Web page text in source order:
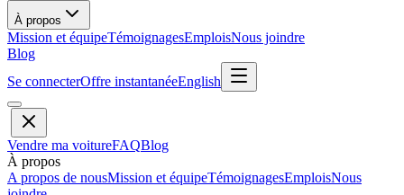
À propos
Mission et équipeTémoignagesEmploisNous joindre
Blog
Se connecterOffre instantanéeEnglish
Vendre ma voitureFAQBlog
À propos
A propos de nousMission et équipeTémoignagesEmploisNous